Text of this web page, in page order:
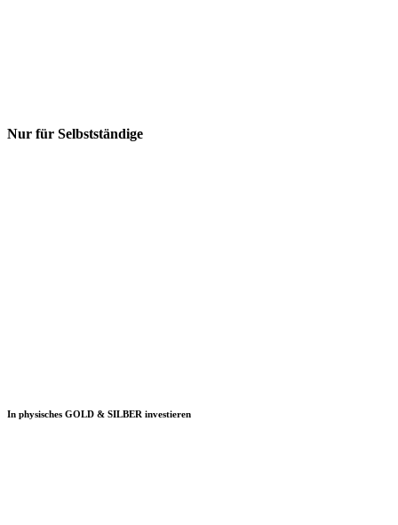
Nur für Selbstständige
In physisches GOLD & SILBER investieren